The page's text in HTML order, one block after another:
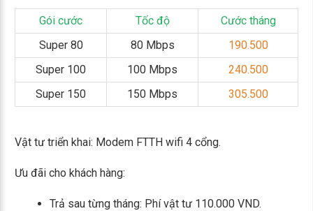
Gói cước Tốc độ
Cước tháng
Super 80
80 Mbps
190.500
Super 100
100 Mbps
240.500
Super 150
150 Mbps 305.500
Vật tư triển khai: Modem FTTH wifi 4 cổng.
Ưu đãi cho khách hàng:
Trả sau từng tháng: Phí vật tư 110.000 VND.